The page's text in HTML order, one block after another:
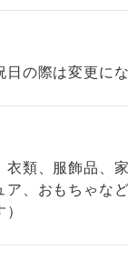
日の際は変更に
衣類、服飾品、
ア、おもちゃな